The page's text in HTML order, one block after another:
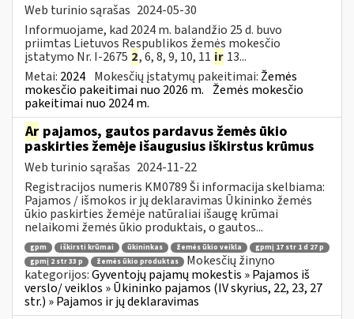
Web turinio sąrašas 2024-05-30
Informuojame, kad 2024 m. balandžio 25 d. buvo
priimtas Lietuvos Respublikos žemės mokesčio
įstatymo Nr. I-2675 2, 6, 8, 9, 10, 11 ir 13...
Metai: 2024 Mokesčių įstatymų pakeitimai: Žemės
mokesčio pakeitimai nuo 2026 m. Žemės mokesčio
pakeitimai nuo 2024 m.
Ar pajamos, gautos pardavus žemės ūkio
paskirties žemėje išaugusius iškirstus krūmus
Web turinio sąrašas 2024-11-22
Registracijos numeris KM0789 Ši informacija skelbiama:
Pajamos / išmokos ir jų deklaravimas Ūkininko žemės
ūkio paskirties žemėje natūraliai išaugę krūmai
nelaikomi žemės ūkio produktais, o gautos...
gpm iškirsti krūmai ūkininkas žemės ūkio veikla
gpmį 17 str 1 d 27 p
gpmį 2 str 33 p
žemės ūkio produktas
Mokesčių žinyno
kategorijos:Gyventojų pajamų mokestis » Pajamos iš
verslo/ veiklos » Ūkininko pajamos (IV skyrius, 22, 23, 27
str.) » Pajamos ir jų deklaravimas